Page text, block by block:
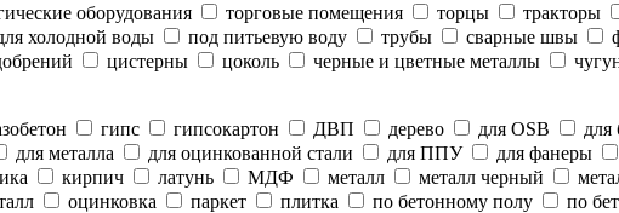
оборудования торговые помещения торцы тракторы
холодной воды под питьевую воду трубы сварные швы
цистерны цоколь черные и цветные металлы
гипс гипсокартон ДВП дерево для OSB для
для металла для оцинкованной стали для ППУ для фанеры
кирпич латунь МДФ металл металл черный
оцинковка паркет плитка по бетонному полу по